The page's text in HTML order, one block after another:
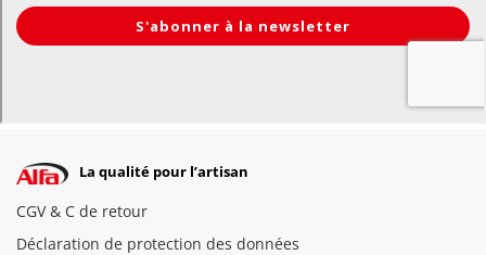
La qualité pour l’artisan
CGV & C de retour
Déclaration de protection des données